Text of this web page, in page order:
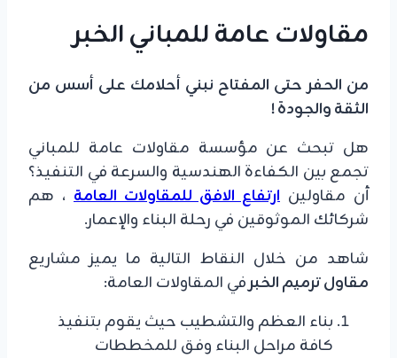
مقاولات عامة للمباني الخبر
من الحفر حتى المفتاح نبني أحلامك على أسس من
الثقة والجودة !
​هل تبحث عن مؤسسة مقاولات عامة للمباني
تجمع بين الكفاءة الهندسية والسرعة في التنفيذ؟
أن مقاولين ارتفاع الافق للمقاولات العامة ، هم
شركائك الموثوقين في رحلة البناء والإعمار.
​شاهد من خلال النقاط التالية ما يميز مشاريع
مقاول ترميم الخبرفي المقاولات العامة:
​بناء العظم والتشطيب حيث يقوم بتنفيذ
كافة مراحل البناء وفق للمخططات